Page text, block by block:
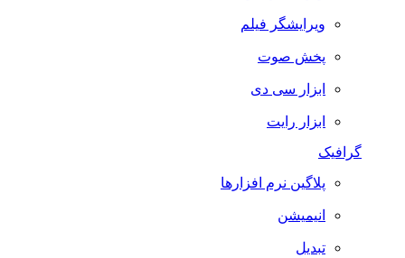
ویرایشگر فیلم
پخش صوت
ابزار سی دی
ابزار رایت
گرافیک
پلاگین نرم افزارها
انیمیشن
تبدیل